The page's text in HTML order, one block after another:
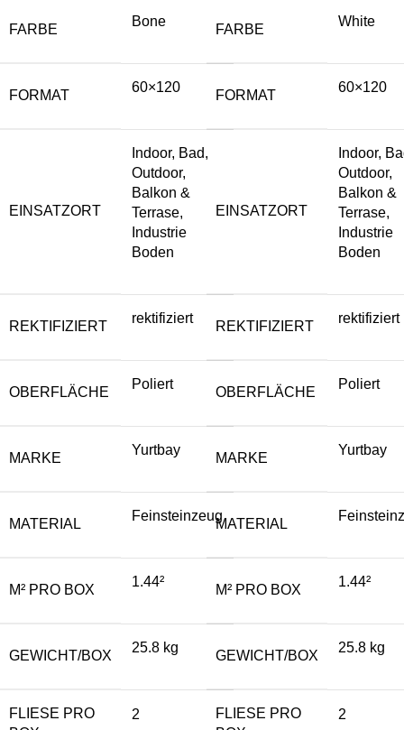
FARBE
Bone
FORMAT
60×120
EINSATZORT
Indoor, Bad,
Outdoor,
Balkon &
Terrase,
Industrie
Boden
REKTIFIZIERT
rektifiziert
OBERFLÄCHE
Poliert
MARKE
Yurtbay
MATERIAL
Feinsteinzeug
M² PRO BOX
1.44²
GEWICHT/BOX
25.8 kg
FLIESE PRO
2
FARBE
White
FORMAT
60×120
EINSATZORT
Indoor,
Outdoor,
Balkon &
Terrase,
Industrie
Boden
REKTIFIZIERT
rektifiziert
OBERFLÄCHE
Poliert
MARKE
Yurtbay
MATERIAL
M² PRO BOX
1.44²
GEWICHT/BOX
25.8 kg
FLIESE PRO
2